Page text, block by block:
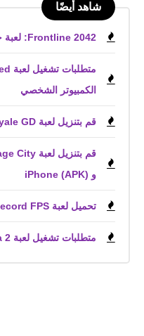
شاهد أيضًا
Frontline 2042: لعبة حرب FPS
الكمبيوتر الشخصي
قم بتنزيل لعبة Battle Royale GD لأجهزة Android
و iPhone (APK)
تحميل لعبة 144PRecord FPS للهواتف المحمولة
متطلبات تشغيل لعبة Subnautica 2 للكمبيوتر الشخصي